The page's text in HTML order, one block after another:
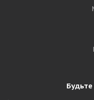
Royal Black DL011
Будьте